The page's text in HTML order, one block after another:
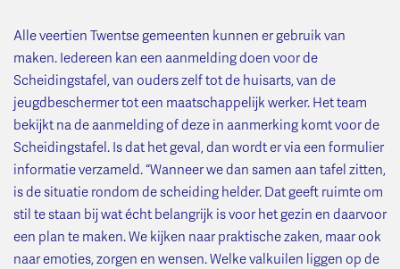
Alle veertien Twentse gemeenten kunnen er gebruik van
maken. Iedereen kan een aanmelding doen voor de
Scheidingstafel, van ouders zelf tot de huisarts, van de
jeugdbeschermer tot een maatschappelijk werker. Het team
bekijkt na de aanmelding of deze in aanmerking komt voor de
Scheidingstafel. Is dat het geval, dan wordt er via een formulier
informatie verzameld. “Wanneer we dan samen aan tafel zitten,
is de situatie rondom de scheiding helder. Dat geeft ruimte om
stil te staan bij wat écht belangrijk is voor het gezin en daarvoor
een plan te maken. We kijken naar praktische zaken, maar ook
naar emoties, zorgen en wensen. Welke valkuilen liggen op de